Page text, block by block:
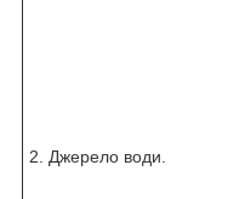
2. Джерело води.